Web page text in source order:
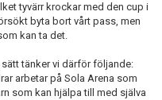
tyvärr krockar med den cup i
byta bort vårt pass, men
kan ta det.
tänker vi därför följande:
arbetar på Sola Arena som
som kan hjälpa till med själva